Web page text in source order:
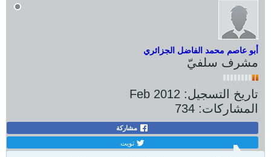
أبو عاصم محمد الفاضل الجزائري
مشرف سلفيّ
تاريخ التسجيل: Feb 2012
المشاركات: 734
مشاركة
تويت